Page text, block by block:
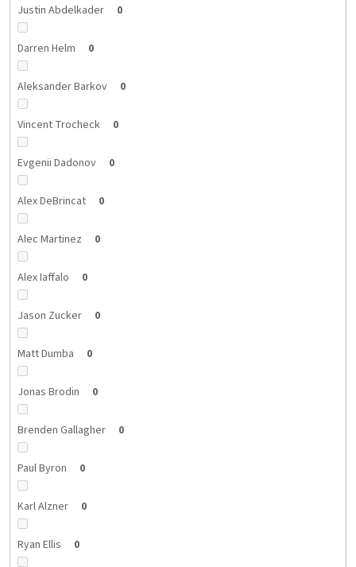
Justin Abdelkader 0
Darren Helm 0
Aleksander Barkov 0
Vincent Trocheck 0
Evgenii Dadonov 0
Alex DeBrincat 0
Alec Martinez 0
Alex Iaffalo 0
Jason Zucker 0
Matt Dumba 0
Jonas Brodin 0
Brenden Gallagher 0
Paul Byron 0
Karl Alzner 0
Ryan Ellis 0